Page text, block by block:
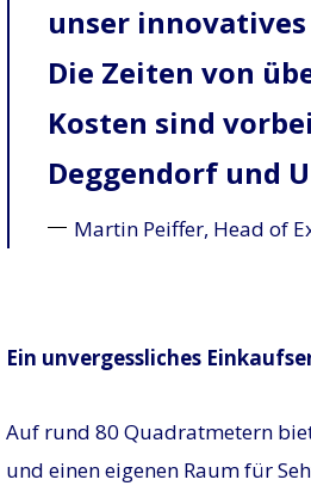
unser
Die Zeiten von
Kosten sind
Deggendorf und
Martin Peiffer, Head of
Ein unvergessliches
Auf rund 80 Quadratmetern
und einen eigenen Raum für